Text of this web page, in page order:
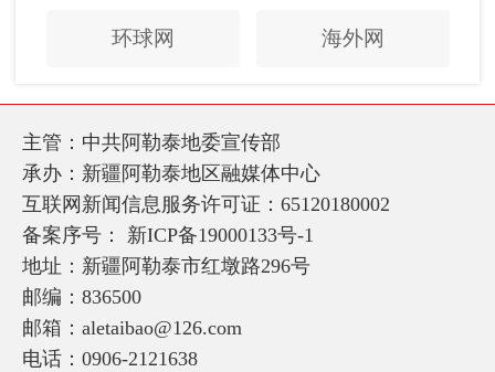
环球网 海外网
主管：中共阿勒泰地委宣传部
承办：新疆阿勒泰地区融媒体中心
互联网新闻信息服务许可证：65120180002
备案序号： 新ICP备19000133号-1
地址：新疆阿勒泰市红墩路296号
邮编：836500
邮箱：aletaibao@126.com
电话：0906-2121638